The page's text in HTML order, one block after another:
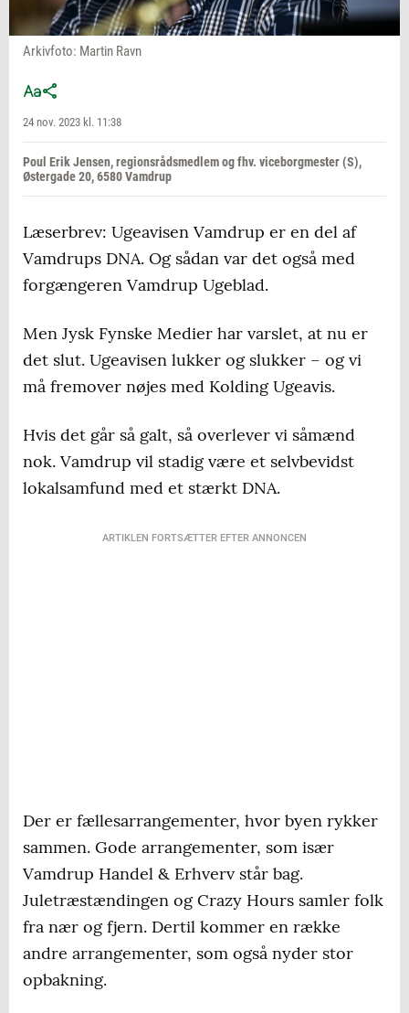
Arkivfoto: Martin Ravn
24 nov. 2023 kl. 11:38
Poul Erik Jensen, regionsrådsmedlem og fhv. viceborgmester (S),
Østergade 20, 6580 Vamdrup
Læserbrev: Ugeavisen Vamdrup er en del af
Vamdrups DNA. Og sådan var det også med
forgængeren Vamdrup Ugeblad.
Men Jysk Fynske Medier har varslet, at nu er
det slut. Ugeavisen lukker og slukker – og vi
må fremover nøjes med Kolding Ugeavis.
Hvis det går så galt, så overlever vi såmænd
nok. Vamdrup vil stadig være et selvbevidst
lokalsamfund med et stærkt DNA.
ARTIKLEN FORTSÆTTER EFTER ANNONCEN
Der er fællesarrangementer, hvor byen rykker
sammen. Gode arrangementer, som især
Vamdrup Handel & Erhverv står bag.
Juletræstændingen og Crazy Hours samler folk
fra nær og fjern. Dertil kommer en række
andre arrangementer, som også nyder stor
opbakning.